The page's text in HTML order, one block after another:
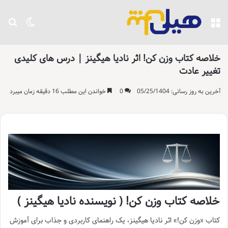
تغییر منو
خلاصه کتاب وزن کن! اثر نادیا هیگینز | درس های کلیدی
تغییر عادت
آخرین به روز رسانی: 05/25/1404 0 خواندن این مطلب 16 دقیقه زمان میبرد
خلاصه کتاب وزن کن! ( نویسنده نادیا هیگینز )
کتاب «وزن کن!» اثر نادیا هیگینز، یک راهنمای کاربردی و جذاب برای آموزش